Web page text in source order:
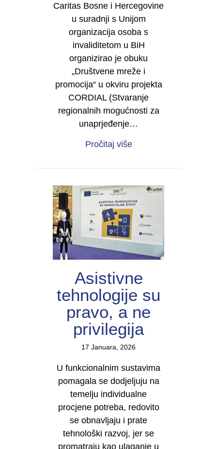
Caritas Bosne i Hercegovine
u suradnji s Unijom
organizacija osoba s
invaliditetom u BiH
organizirao je obuku
„Društvene mreže i
promocija“ u okviru projekta
CORDIAL (Stvaranje
regionalnih mogućnosti za
unaprjeđenje…
Pročitaj višeabout Digitalna
Asistivne
tehnologije su
pravo, a ne
privilegija
17 Januara, 2026
U funkcionalnim sustavima
pomagala se dodjeljuju na
temelju individualne
procjene potreba, redovito
se obnavljaju i prate
tehnološki razvoj, jer se
promatraju kao ulaganje u